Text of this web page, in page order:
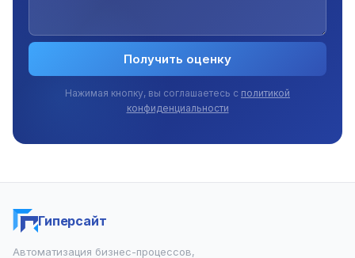
Получить оценку
Нажимая кнопку, вы соглашаетесь с политикой
конфиденциальности
Гиперсайт
Автоматизация бизнес-процессов,